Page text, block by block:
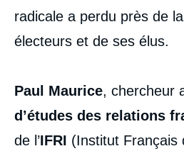
radicale a perdu près de
électeurs et de ses élus.
Paul Maurice, chercheur
d’études des relations
de l’IFRI (Institut Français